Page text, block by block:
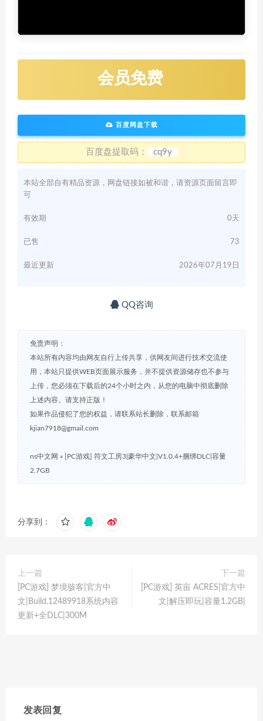
会员免费
百度网盘下载
百度盘提取码： cq9y
本站全部自有精品资源，网盘链接如被和谐，请资源页面留言即
可
有效期 0天
已售 73
最近更新 2026年07月19日
QQ咨询
免责声明：
本站所有内容均由网友自行上传共享，供网友间进行技术交流使
用，本站只提供WEB页面展示服务，并不提供资源储存也不参与
上传，您必须在下载后的24个小时之内，从您的电脑中彻底删除
上述内容。请支持正版！
如果作品侵犯了您的权益，请联系站长删除，联系邮箱
kjian7918@gmail.com
ns中文网 »
[PC游戏] 符文工房3|豪华中文|V1.0.4+捆绑DLC|容量
2.7GB
分享到：
上一篇
[PC游戏] 梦境骇客|官方中
文|Build.12489918系统内容
更新+全DLC|300M
下一篇
[PC游戏] 英亩 ACRES|官方中
文|解压即玩|容量1.2GB|
发表回复